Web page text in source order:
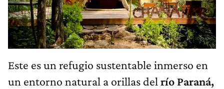
Este es un refugio sustentable inmerso en
un entorno natural a orillas del río Paraná,